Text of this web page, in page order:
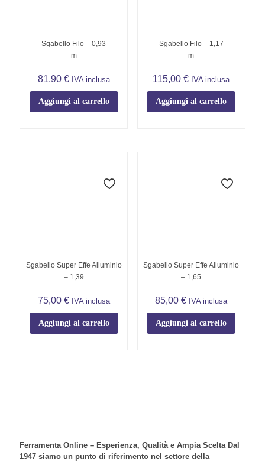
Sgabello Filo – 0,93
m
81,90 € IVA inclusa
Aggiungi al carrello
Sgabello Filo – 1,17
m
115,00€ IVA inclusa
Aggiungi al carrello
Sgabello Super Effe Alluminio
– 1,39
75,00 € IVA inclusa
Aggiungi al carrello
Sgabello Super Effe Alluminio
– 1,65
85,00€ IVA inclusa
Aggiungi al carrello
Ferramenta Online – Esperienza, Qualità e Ampia Scelta Dal
1947 siamo un punto di riferimento nel settore della